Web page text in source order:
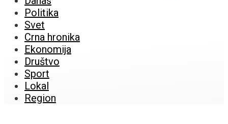
Politika
Svet
Crna hronika
Ekonomija
Društvo
Sport
Lokal
Region